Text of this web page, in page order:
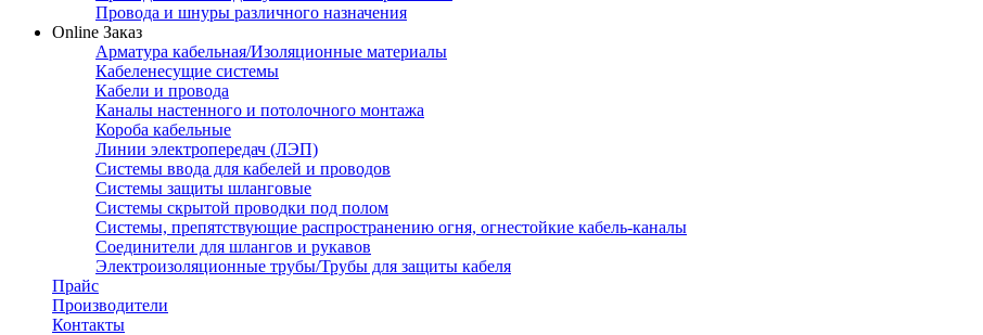
Провода и шнуры различного назначения
Online Заказ
Арматура кабельная/Изоляционные материалы
Кабеленесущие системы
Кабели и провода
Каналы настенного и потолочного монтажа
Короба кабельные
Линии электропередач (ЛЭП)
Системы ввода для кабелей и проводов
Системы защиты шланговые
Системы скрытой проводки под полом
Системы, препятствующие распространению огня, огнестойкие кабель-каналы
Соединители для шлангов и рукавов
Электроизоляционные трубы/Трубы для защиты кабеля
Прайс
Производители
Контакты